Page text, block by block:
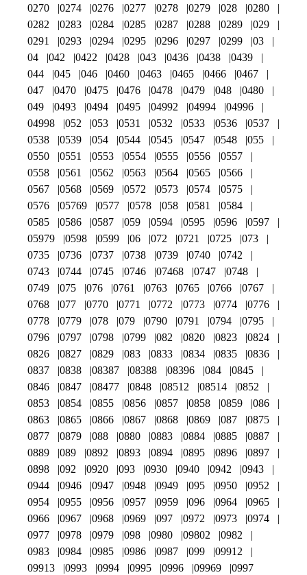
0270 0274 0276 0277 0278 0279 028
0280
0282
0283 0284 0285 0287 0288 0289
029
0291
0293 0294 0295 0296 0297 0299
03
04
042 0422 0428 043 0436 0438
0439
044
045 046 0460 0463 0465 0466
0467
047
0470 0475 0476 0478 0479 048
0480
049
0493 0494 0495 04992 04994
04996
04998
052 053 0531 0532 0533 0536
0537
0538
0539 054 0544 0545 0547 0548
055
0550
0551 0553 0554 0555 0556
0557
0558
0561 0562 0563 0564 0565
0566
0567
0568 0569 0572 0573 0574
0575
0576
05769 0577 0578 058 0581
0584
0585
0586 0587 059 0594 0595 0596
0597
05979
0598 0599 06 072 0721 0725
073
0735
0736 0737 0738 0739 0740
0742
0743
0744 0745 0746 07468 0747
0748
0749
075 076 0761 0763 0765 0766
0767
0768
077 0770 0771 0772 0773 0774
0776
0778
0779 078 079 0790 0791 0794
0795
0796
0797 0798 0799 082 0820 0823
0824
0826
0827 0829 083 0833 0834 0835
0836
0837
0838 08387 08388 08396 084
0845
0846
0847 08477 0848 08512 08514
0852
0853
0854 0855 0856 0857 0858 0859
086
0863
0865 0866 0867 0868 0869 087
0875
0877
0879 088 0880 0883 0884 0885
0887
0889
089 0892 0893 0894 0895 0896
0897
0898
092 0920 093 0930 0940 0942
0943
0944
0946 0947 0948 0949 095 0950
0952
0954
0955 0956 0957 0959 096 0964
0965
0966
0967 0968 0969 097 0972 0973
0974
0977
0978 0979 098 0980 09802
0982
0983
0984 0985 0986 0987 099
09912
09913
0993 0994 0995 0996 09969 0997